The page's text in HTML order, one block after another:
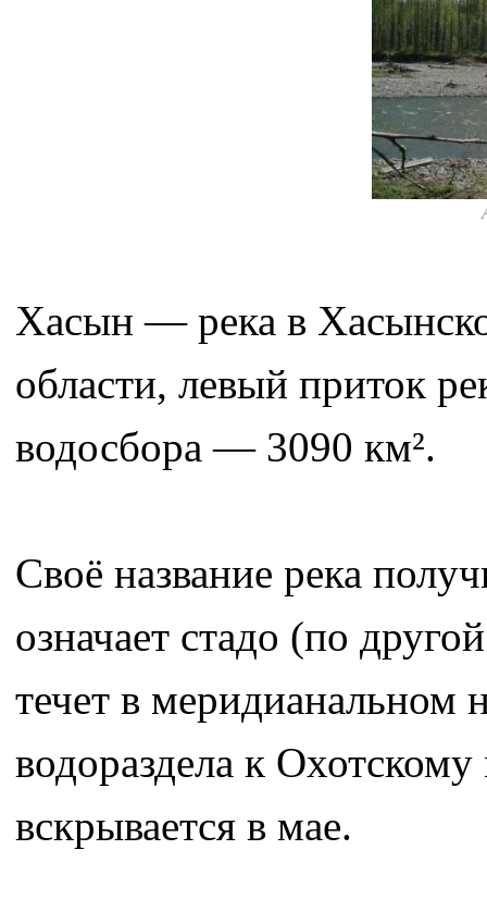
Хасын — река в
области, левый приток
водосбора — 3090 км².
Своё название река
означает стадо (по
течет в меридианальном
водораздела к
вскрывается в мае.